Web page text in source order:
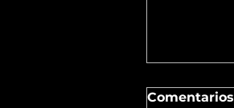
Comentarios